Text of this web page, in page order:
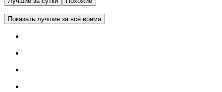
Показать лучшие за всё время